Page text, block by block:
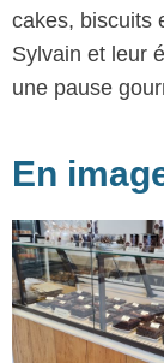
cakes, biscuits
Sylvain et leur
une pause
En